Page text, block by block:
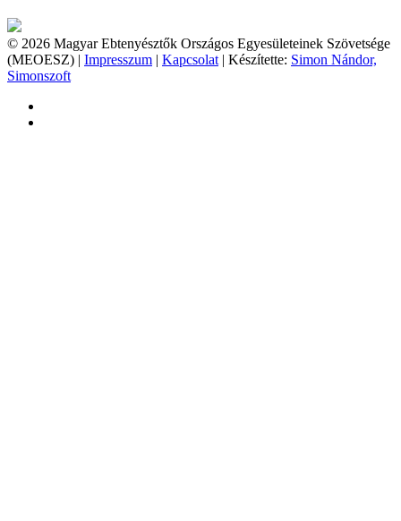
© 2026 Magyar Ebtenyésztők Országos Egyesületeinek Szövetsége
(MEOESZ) | Impresszum | Kapcsolat | Készítette: Simon Nándor,
Simonszoft